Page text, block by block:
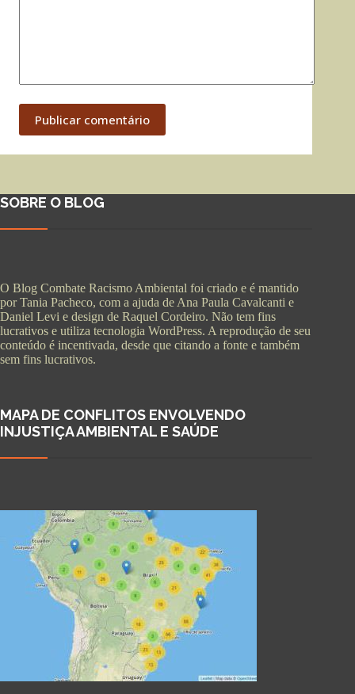
Publicar comentário
SOBRE O BLOG
O Blog Combate Racismo Ambiental foi criado e é mantido
por Tania Pacheco, com a ajuda de Ana Paula Cavalcanti e
Daniel Levi e design de Raquel Cordeiro. Não tem fins
lucrativos e utiliza tecnologia WordPress. A reprodução de seu
conteúdo é incentivada, desde que citando a fonte e também
sem fins lucrativos.
MAPA DE CONFLITOS ENVOLVENDO
INJUSTIÇA AMBIENTAL E SAÚDE